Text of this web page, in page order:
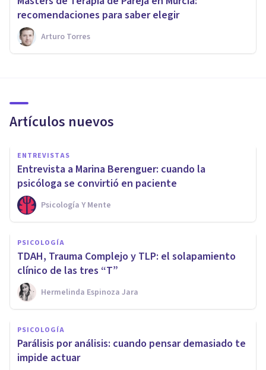
recomendaciones para saber elegir
Arturo Torres
Artículos nuevos
ENTREVISTAS
Entrevista a Marina Berenguer: cuando la
psicóloga se convirtió en paciente
Psicología Y Mente
PSICOLOGÍA
TDAH, Trauma Complejo y TLP: el solapamiento
clínico de las tres “T”
Hermelinda Espinoza Jara
PSICOLOGÍA
Parálisis por análisis: cuando pensar demasiado te
impide actuar